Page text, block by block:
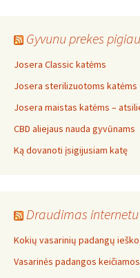
Gyvunu prekes pigiau
Josera Classic katėms
Josera sterilizuotoms katėms
Josera maistas katėms –
CBD aliejaus nauda gyvūnams
Ką dovanoti įsigijusiam katę
Draudimas internetu
Kokių vasarinių padangų
Vasarinės padangos